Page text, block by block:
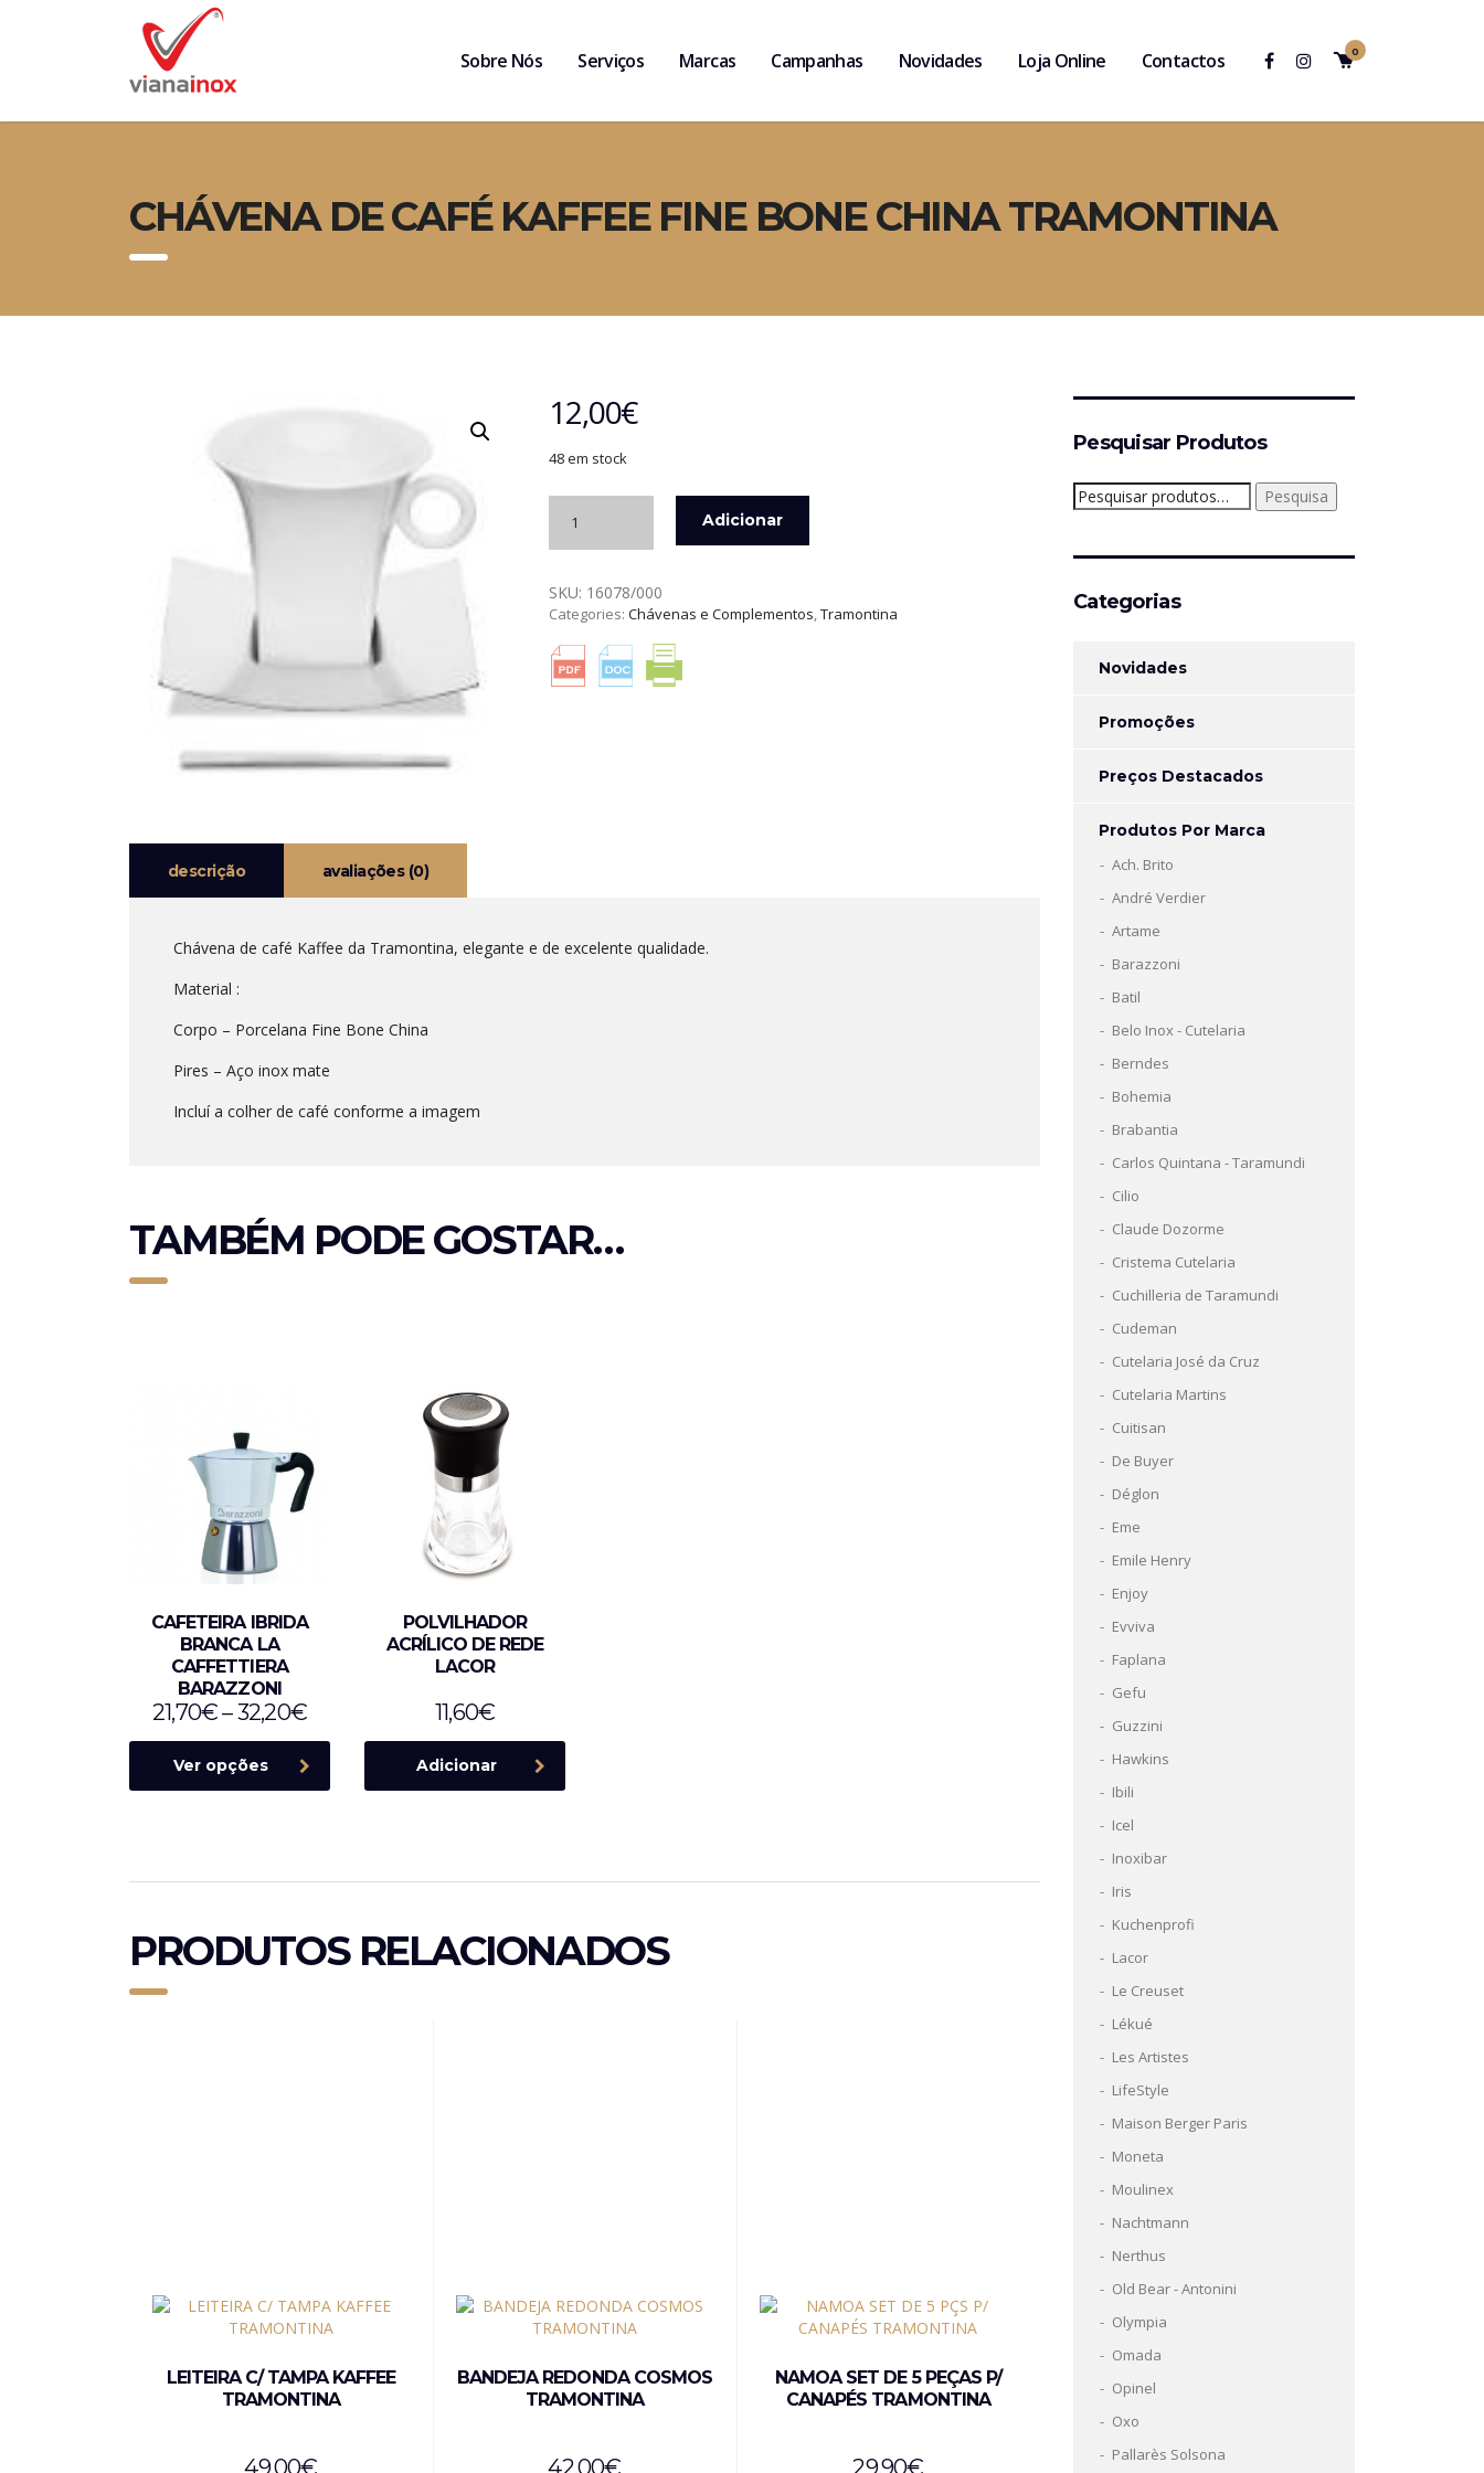
0
Sobre Nós Serviços Marcas Campanhas Novidades Loja Online Contactos
CHÁVENA DE CAFÉ KAFFEE FINE BONE CHINA TRAMONTINA
12,00€
48 em stock
CHÁVENA
CAFÉ
KAFFEE
BONE
CHINA
Adicionar
SKU: 16078/000
Categories: Chávenas e Complementos,Tramontina
descrição avaliações (0)
Chávena de café Kaffee da Tramontina, elegante e de excelente qualidade.
Material :
Corpo – Porcelana Fine Bone China
Pires – Aço inox mate
Incluí a colher de café conforme a imagem
TAMBÉM PODE GOSTAR…
CAFETEIRA IBRIDA
BRANCA LA
CAFFETTIERA
BARAZZONI
21,70€–32,20€
Ver opções
POLVILHADOR
ACRÍLICO DE REDE
LACOR
11,60€
Adicionar
PRODUTOS RELACIONADOS
LEITEIRA C/ TAMPA KAFFEE
TRAMONTINA
49,00€
BANDEJA REDONDA COSMOS
TRAMONTINA
42,00€
NAMOA SET DE 5 PEÇAS P/
CANAPÉS TRAMONTINA
29,90€
Pesquisar Produtos
Pesquisar
por:
Pesquisa
Categorias
Novidades
Promoções
Preços Destacados
Produtos Por Marca
Ach. Brito
André Verdier
Artame
Barazzoni
Batil
Belo Inox - Cutelaria
Berndes
Bohemia
Brabantia
Carlos Quintana - Taramundi
Cilio
Claude Dozorme
Cristema Cutelaria
Cuchilleria de Taramundi
Cudeman
Cutelaria José da Cruz
Cutelaria Martins
Cuitisan
De Buyer
Déglon
Eme
Emile Henry
Enjoy
Evviva
Faplana
Gefu
Guzzini
Hawkins
Ibili
Icel
Inoxibar
Iris
Kuchenprofi
Lacor
Le Creuset
Lékué
Les Artistes
LifeStyle
Maison Berger Paris
Moneta
Moulinex
Nachtmann
Nerthus
Old Bear - Antonini
Olympia
Omada
Opinel
Oxo
Pallarès Solsona